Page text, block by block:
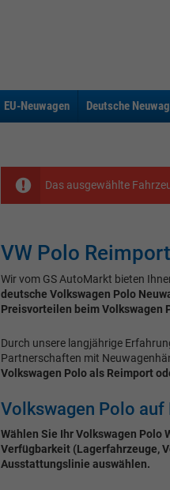
EU-Neuwagen Deutsche
Das ausgewählte
VW Polo
Wir vom GS AutoMarkt bieten
deutsche Volkswagen Polo
Preisvorteilen beim Volkswagen
Durch unsere langjährige
Partnerschaften mit
Volkswagen Polo als Reimport
Volkswagen Polo
Wählen Sie Ihr Volkswagen Polo
Verfügbarkeit (Lagerfahrzeuge,
Ausstattungslinie auswählen.